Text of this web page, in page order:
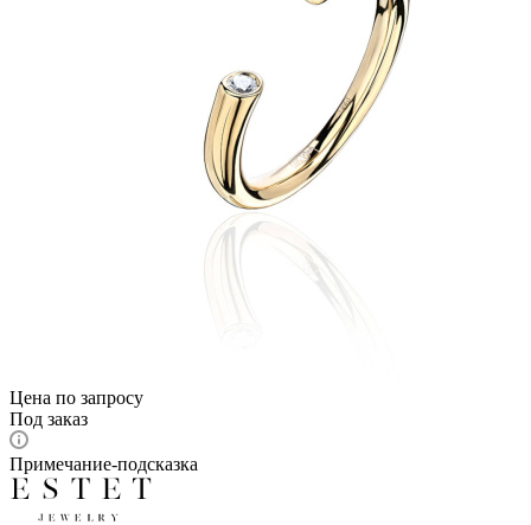
Цена по запросу
Под заказ
Примечание-подсказка